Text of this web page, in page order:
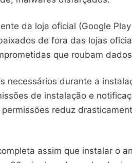
da loja oficial (Google
de fora das lojas
que roubam
necessários durante a
de instalação e
reduz
assim que instalar o